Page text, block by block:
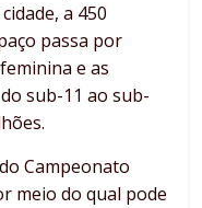
a 450
passa por
e as
sub-11 ao sub-
Campeonato
meio do qual pode